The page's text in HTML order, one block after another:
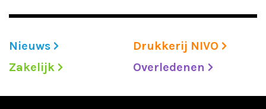
Nieuws
Drukkerij NIVO
Zakelijk
Overledenen